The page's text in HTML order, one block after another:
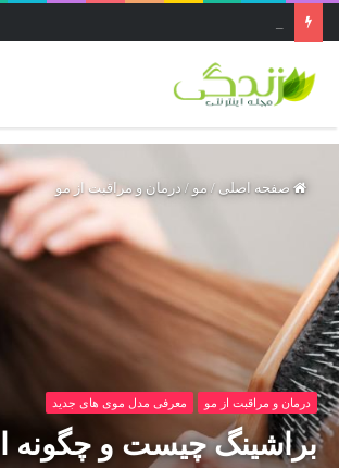
صفحه اصلی / مو / درمان و مراقبت از مو
درمان و مراقبت از مو معرفی مدل موی های جدید
براشینگ چیست و چگونه